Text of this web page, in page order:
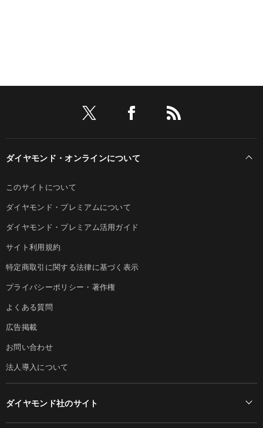
ダイヤモンド・オンラインについて
このサイトについて
ダイヤモンド・プレミアムについて
ダイヤモンド・プレミアム活用ガイド
サイト利用規約
特定商取引に関する法律に基づく表示
プライバシーポリシー・著作権
よくある質問
広告掲載
お問い合わせ
法人導入について
ダイヤモンド社のサイト